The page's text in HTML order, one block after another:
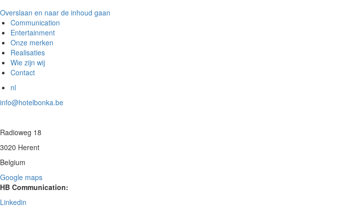
Overslaan en naar de inhoud gaan
Communication
Entertainment
Onze merken
Realisaties
Wie zijn wij
Contact
nl
info@hotelbonka.be
Radioweg 18
3020 Herent
Belgium
Google maps
HB Communication:
Linkedin